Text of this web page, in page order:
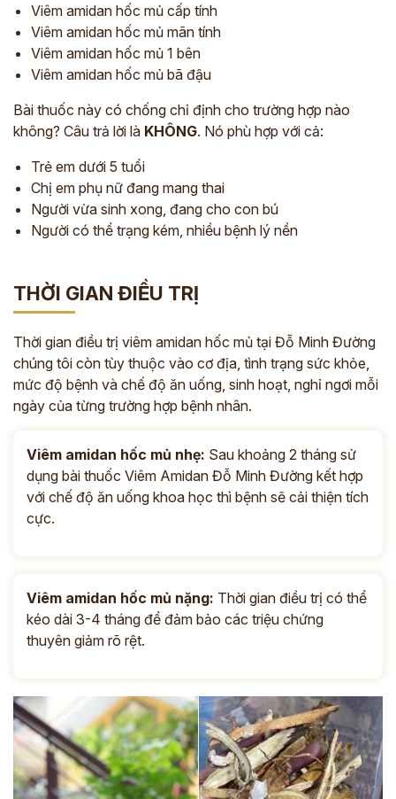
Viêm amidan hốc mủ cấp tính
Viêm amidan hốc mủ mãn tính
Viêm amidan hốc mủ 1 bên
Viêm amidan hốc mủ bã đậu
Bài thuốc này có chống chỉ định cho trường hợp nào
không? Câu trả lời là KHÔNG. Nó phù hợp với cả:
Trẻ em dưới 5 tuổi
Chị em phụ nữ đang mang thai
Người vừa sinh xong, đang cho con bú
Người có thể trạng kém, nhiều bệnh lý nền
THỜI GIAN ĐIỀU TRỊ
Thời gian điều trị viêm amidan hốc mủ tại Đỗ Minh Đường
chúng tôi còn tùy thuộc vào cơ địa, tình trạng sức khỏe,
mức độ bệnh và chế độ ăn uống, sinh hoạt, nghỉ ngơi mỗi
ngày của từng trường hợp bệnh nhân.
Viêm amidan hốc mủ nhẹ: Sau khoảng 2 tháng sử
dụng bài thuốc Viêm Amidan Đỗ Minh Đường kết hợp
với chế độ ăn uống khoa học thì bệnh sẽ cải thiện tích
cực.
Viêm amidan hốc mủ nặng: Thời gian điều trị có thể
kéo dài 3-4 tháng để đảm bảo các triệu chứng
thuyên giảm rõ rệt.
THĂM KHÁM
CÙNG CHUYÊN GIA Y HỌC CỔ TRUYỀN
*
*